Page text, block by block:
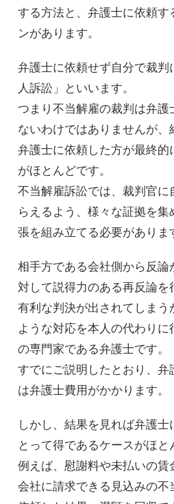
する方法と、弁護士に依頼す
ンがあります。
弁護士に依頼せず自分で裁判
人訴訟」といいます。
つまり不当解雇の裁判は弁護
ないわけではありませんが、
弁護士に依頼した方が最終的
がほとんどです。
不当解雇訴訟では、裁判官に
らえるよう、様々な証拠を
張を組み立てる必要がありま
相手方である会社側から反論
対して説得力のある再反論を
有利な判決が出されてしま
ような対応を本人の代わり
の専門家である弁護士です。
すでにご説明したとおり、弁
は弁護士費用がかかります。
しかし、結果を見れば弁護
とって得であるケースがほと
例えば、慰謝料や未払いの
会社に請求できる見込みの不